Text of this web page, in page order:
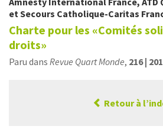
etSecours Catholique-Caritas
Charte pour les «Comités
droits»
Paru dans Revue Quart Monde, 216 |
Retour à